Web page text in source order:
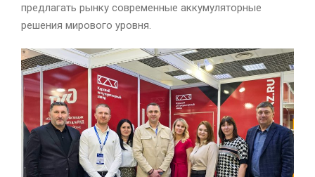
предлагать рынку современные аккумуляторные
решения мирового уровня.